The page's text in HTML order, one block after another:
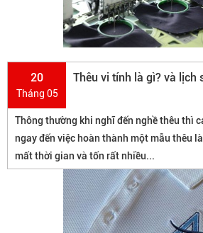
20
Tháng 05
Thêu vi tính là gì? và lịch
Thông thường khi nghĩ đến nghề thêu thì
ngay đến việc hoàn thành một mẫu thêu
mất thời gian và tốn rất nhiều...